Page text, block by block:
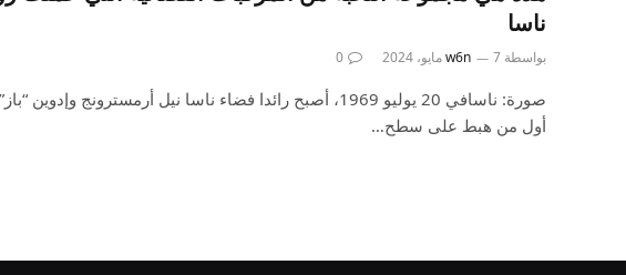
ناسا
بواسطة w6n 7 مايو، 2024 0
صورة: ناسافي 20 يوليو 1969، أصبح رائدا فضاء ناسا نيل أرمسترونج
أول من هبط على سطح…